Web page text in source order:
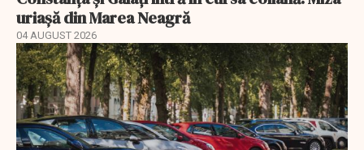
uriașă din Marea Neagră
04 AUGUST 2026